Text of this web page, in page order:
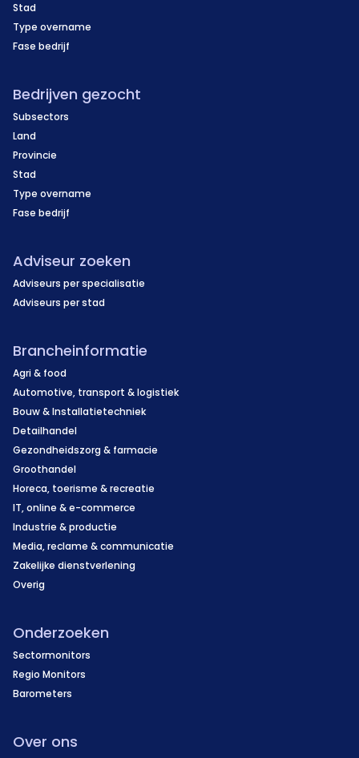
Stad
Type overname
Fase bedrijf
Bedrijven gezocht
Subsectors
Land
Provincie
Stad
Type overname
Fase bedrijf
Adviseur zoeken
Adviseurs per specialisatie
Adviseurs per stad
Brancheinformatie
Agri & food
Automotive, transport & logistiek
Bouw & Installatietechniek
Detailhandel
Gezondheidszorg & farmacie
Groothandel
Horeca, toerisme & recreatie
IT, online & e-commerce
Industrie & productie
Media, reclame & communicatie
Zakelijke dienstverlening
Overig
Onderzoeken
Sectormonitors
Regio Monitors
Barometers
Over ons